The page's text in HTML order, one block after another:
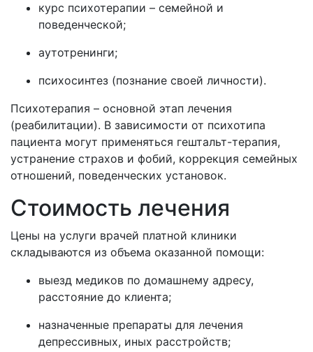
курс психотерапии – семейной и
поведенческой;
аутотренинги;
психосинтез (познание своей личности).
Психотерапия – основной этап лечения
(реабилитации). В зависимости от психотипа
пациента могут применяться гештальт-терапия,
устранение страхов и фобий, коррекция семейных
отношений, поведенческих установок.
Стоимость лечения
Цены на услуги врачей платной клиники
складываются из объема оказанной помощи:
выезд медиков по домашнему адресу,
расстояние до клиента;
назначенные препараты для лечения
депрессивных, иных расстройств;